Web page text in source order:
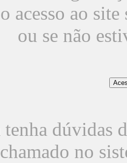
acesso ao
ou se não
tenha dúvidas
no